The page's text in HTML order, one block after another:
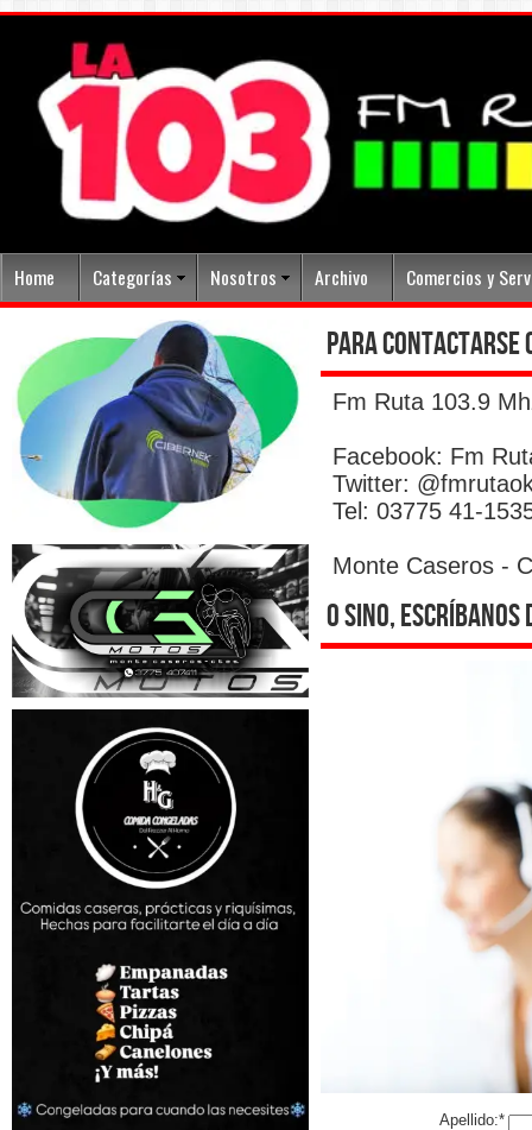
Home Categorías Nosotros Archivo Comercios y
para contactarse
Fm Ruta 103.9
Facebook: Fm
Twitter:
Tel: 03775 41-
Monte Caseros -
o sino, escríbanos
Apellido:*